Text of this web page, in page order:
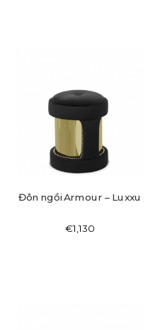
Đôn ngồi Armour – Luxxu
€1,130